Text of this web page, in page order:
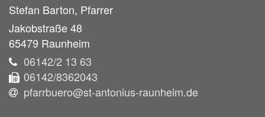
Stefan Barton, Pfarrer
Jakobstraße 48
65479 Raunheim
06142/2 13 63
06142/8362043
pfarrbuero@st-antonius-raunheim.de